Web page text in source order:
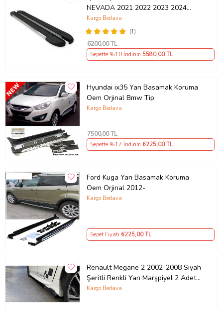
NEVADA 2021 2022 2023 2024
2025
(1)
Kargo Bedava
6200,00 TL
Sepette %10 İndirim 5580,00 TL
Hyundai ix35 Yan Basamak Koruma
Oem Orjinal Bmw Tip
Kargo Bedava
7500,00 TL
Sepette %17 İndirim 6225,00 TL
Ford Kuga Yan Basamak Koruma
Oem Orjinal 2012-
Kargo Bedava
Sepet Fiyatı 6225,00 TL
Renault Megane 2 2002-2008 Siyah
Şeritli Renkli Yan Marşpiyel 2 Adet
Piona Black
Kargo Bedava